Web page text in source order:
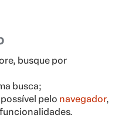
busque por
busca;
pelo navegador,